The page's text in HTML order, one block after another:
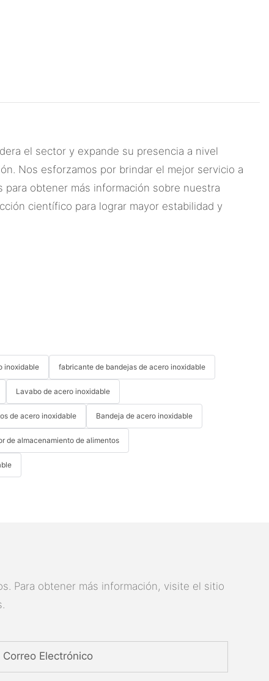
el sector y expande su presencia a nivel
Nos esforzamos por brindar el mejor servicio a
obtener más información sobre nuestra
científico para lograr mayor estabilidad y
inoxidable fabricante de bandejas de acero inoxidable
Lavabo de acero inoxidable
de acero inoxidable Bandeja de acero inoxidable
de almacenamiento de alimentos
Para obtener más información, visite el sitio
Correo Electrónico